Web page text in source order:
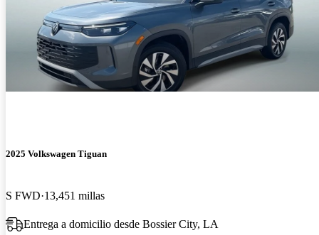
2025 Volkswagen Tiguan
S FWD 13,451 millas
Entrega a domicilio desde Bossier City, LA